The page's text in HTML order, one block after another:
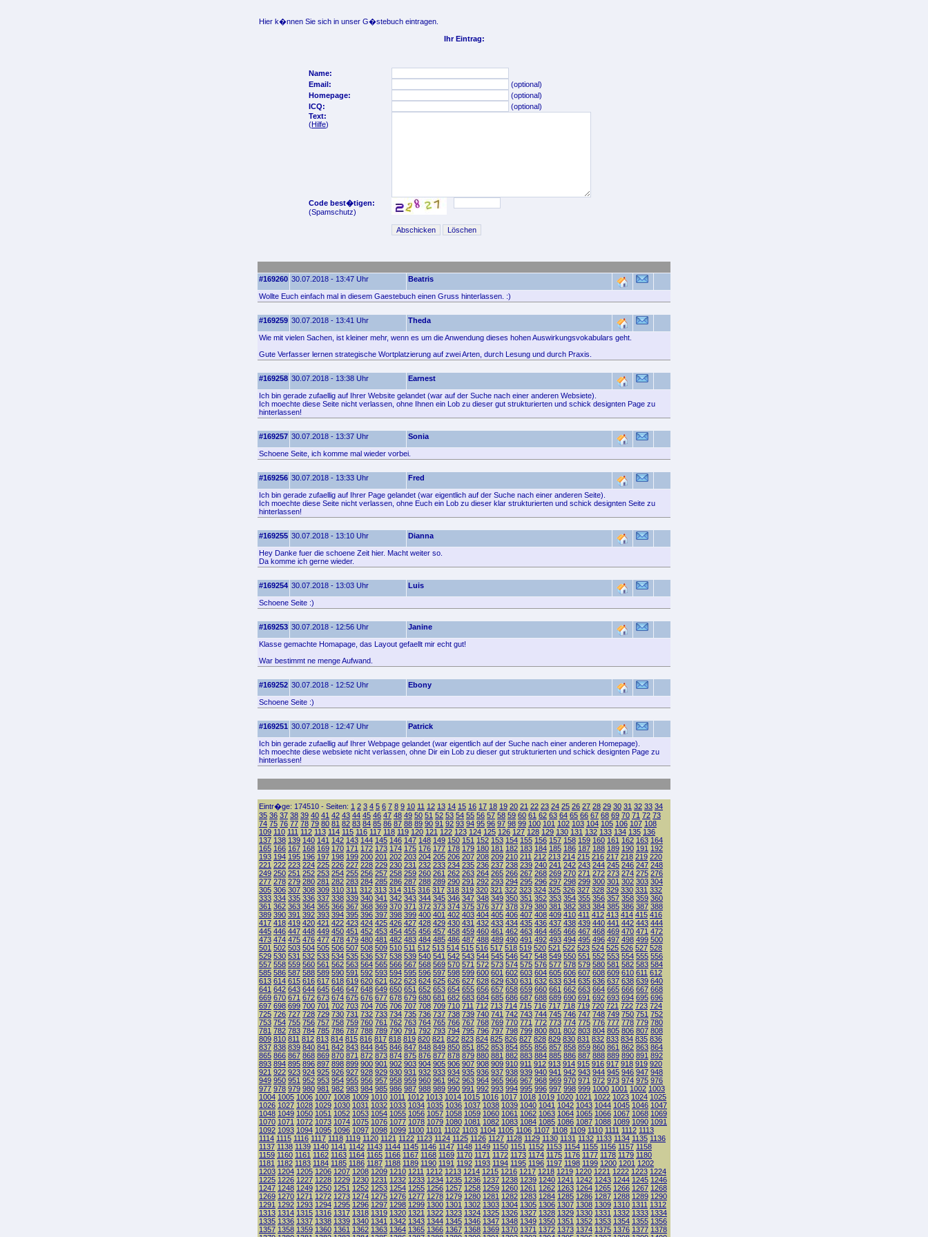
Hier k�nnen Sie sich in unser G�stebuch eintragen.
Ihr Eintrag:
Name:
Email:
(optional)
Homepage:
(optional)
ICQ:
(optional)
Text:
(Hilfe)
Code best�tigen:
(Spamschutz)
#169260 30.07.2018 - 13:47 Uhr Beatris
Wollte Euch einfach mal in diesem Gaestebuch einen Gruss hinterlassen. :)
#169259 30.07.2018 - 13:41 Uhr Theda
Wie mit vielen Sachen, ist kleiner mehr, wenn es um die Anwendung dieses hohen Auswirkungsvokabulars geht.
Gute Verfasser lernen strategische Wortplatzierung auf zwei Arten, durch Lesung und durch Praxis.
#169258 30.07.2018 - 13:38 Uhr Earnest
Ich bin gerade zufaellig auf Ihrer Website gelandet (war auf der Suche nach einer anderen Websiete).
Ich moechte diese Seite nicht verlassen, ohne Ihnen ein Lob zu dieser gut strukturierten und schick designten Page zu
hinterlassen!
#169257 30.07.2018 - 13:37 Uhr Sonia
Schoene Seite, ich komme mal wieder vorbei.
#169256 30.07.2018 - 13:33 Uhr Fred
Ich bin gerade zufaellig auf Ihrer Page gelandet (war eigentlich auf der Suche nach einer anderen Seite).
Ich moechte diese Seite nicht verlassen, ohne Euch ein Lob zu dieser klar strukturierten und schick designten Seite zu
hinterlassen!
#169255 30.07.2018 - 13:10 Uhr Dianna
Hey Danke fuer die schoene Zeit hier. Macht weiter so.
Da komme ich gerne wieder.
#169254 30.07.2018 - 13:03 Uhr Luis
Schoene Seite :)
#169253 30.07.2018 - 12:56 Uhr Janine
Klasse gemachte Homapage, das Layout gefaellt mir echt gut!
War bestimmt ne menge Aufwand.
#169252 30.07.2018 - 12:52 Uhr Ebony
Schoene Seite :)
#169251 30.07.2018 - 12:47 Uhr Patrick
Ich bin gerade zufaellig auf Ihrer Webpage gelandet (war eigentlich auf der Suche nach einer anderen Homepage).
Ich moechte diese websiete nicht verlassen, ohne Dir ein Lob zu dieser gut strukturierten und schick designten Page zu
hinterlassen!
Eintr�ge: 174510 - Seiten: 1 2 3 4 5 6 7 8 9 10 11 12 13 14 15 16 17 18 19 20 21 22 23 24 25 26 27 28 29 30 31 32 33 34
35 36 37 38 39 40 41 42 43 44 45 46 47 48 49 50 51 52 53 54 55 56 57 58 59 60 61 62 63 64 65 66 67 68 69 70 71 72 73
74 75 76 77 78 79 80 81 82 83 84 85 86 87 88 89 90 91 92 93 94 95 96 97 98 99 100 101 102 103 104 105 106 107 108
109 110 111 112 113 114 115 116 117 118 119 120 121 122 123 124 125 126 127 128 129 130 131 132 133 134 135 136
137 138 139 140 141 142 143 144 145 146 147 148 149 150 151 152 153 154 155 156 157 158 159 160 161 162 163 164
165 166 167 168 169 170 171 172 173 174 175 176 177 178 179 180 181 182 183 184 185 186 187 188 189 190 191 192
193 194 195 196 197 198 199 200 201 202 203 204 205 206 207 208 209 210 211 212 213 214 215 216 217 218 219 220
221 222 223 224 225 226 227 228 229 230 231 232 233 234 235 236 237 238 239 240 241 242 243 244 245 246 247 248
249 250 251 252 253 254 255 256 257 258 259 260 261 262 263 264 265 266 267 268 269 270 271 272 273 274 275 276
277 278 279 280 281 282 283 284 285 286 287 288 289 290 291 292 293 294 295 296 297 298 299 300 301 302 303 304
305 306 307 308 309 310 311 312 313 314 315 316 317 318 319 320 321 322 323 324 325 326 327 328 329 330 331 332
333 334 335 336 337 338 339 340 341 342 343 344 345 346 347 348 349 350 351 352 353 354 355 356 357 358 359 360
361 362 363 364 365 366 367 368 369 370 371 372 373 374 375 376 377 378 379 380 381 382 383 384 385 386 387 388
389 390 391 392 393 394 395 396 397 398 399 400 401 402 403 404 405 406 407 408 409 410 411 412 413 414 415 416
417 418 419 420 421 422 423 424 425 426 427 428 429 430 431 432 433 434 435 436 437 438 439 440 441 442 443 444
445 446 447 448 449 450 451 452 453 454 455 456 457 458 459 460 461 462 463 464 465 466 467 468 469 470 471 472
473 474 475 476 477 478 479 480 481 482 483 484 485 486 487 488 489 490 491 492 493 494 495 496 497 498 499 500
501 502 503 504 505 506 507 508 509 510 511 512 513 514 515 516 517 518 519 520 521 522 523 524 525 526 527 528
529 530 531 532 533 534 535 536 537 538 539 540 541 542 543 544 545 546 547 548 549 550 551 552 553 554 555 556
557 558 559 560 561 562 563 564 565 566 567 568 569 570 571 572 573 574 575 576 577 578 579 580 581 582 583 584
585 586 587 588 589 590 591 592 593 594 595 596 597 598 599 600 601 602 603 604 605 606 607 608 609 610 611 612
613 614 615 616 617 618 619 620 621 622 623 624 625 626 627 628 629 630 631 632 633 634 635 636 637 638 639 640
641 642 643 644 645 646 647 648 649 650 651 652 653 654 655 656 657 658 659 660 661 662 663 664 665 666 667 668
669 670 671 672 673 674 675 676 677 678 679 680 681 682 683 684 685 686 687 688 689 690 691 692 693 694 695 696
697 698 699 700 701 702 703 704 705 706 707 708 709 710 711 712 713 714 715 716 717 718 719 720 721 722 723 724
725 726 727 728 729 730 731 732 733 734 735 736 737 738 739 740 741 742 743 744 745 746 747 748 749 750 751 752
753 754 755 756 757 758 759 760 761 762 763 764 765 766 767 768 769 770 771 772 773 774 775 776 777 778 779 780
781 782 783 784 785 786 787 788 789 790 791 792 793 794 795 796 797 798 799 800 801 802 803 804 805 806 807 808
809 810 811 812 813 814 815 816 817 818 819 820 821 822 823 824 825 826 827 828 829 830 831 832 833 834 835 836
837 838 839 840 841 842 843 844 845 846 847 848 849 850 851 852 853 854 855 856 857 858 859 860 861 862 863 864
865 866 867 868 869 870 871 872 873 874 875 876 877 878 879 880 881 882 883 884 885 886 887 888 889 890 891 892
893 894 895 896 897 898 899 900 901 902 903 904 905 906 907 908 909 910 911 912 913 914 915 916 917 918 919 920
921 922 923 924 925 926 927 928 929 930 931 932 933 934 935 936 937 938 939 940 941 942 943 944 945 946 947 948
949 950 951 952 953 954 955 956 957 958 959 960 961 962 963 964 965 966 967 968 969 970 971 972 973 974 975 976
977 978 979 980 981 982 983 984 985 986 987 988 989 990 991 992 993 994 995 996 997 998 999 1000 1001 1002 1003
1004 1005 1006 1007 1008 1009 1010 1011 1012 1013 1014 1015 1016 1017 1018 1019 1020 1021 1022 1023 1024 1025
1026 1027 1028 1029 1030 1031 1032 1033 1034 1035 1036 1037 1038 1039 1040 1041 1042 1043 1044 1045 1046 1047
1048 1049 1050 1051 1052 1053 1054 1055 1056 1057 1058 1059 1060 1061 1062 1063 1064 1065 1066 1067 1068 1069
1070 1071 1072 1073 1074 1075 1076 1077 1078 1079 1080 1081 1082 1083 1084 1085 1086 1087 1088 1089 1090 1091
1092 1093 1094 1095 1096 1097 1098 1099 1100 1101 1102 1103 1104 1105 1106 1107 1108 1109 1110 1111 1112 1113
1114 1115 1116 1117 1118 1119 1120 1121 1122 1123 1124 1125 1126 1127 1128 1129 1130 1131 1132 1133 1134 1135 1136
1137 1138 1139 1140 1141 1142 1143 1144 1145 1146 1147 1148 1149 1150 1151 1152 1153 1154 1155 1156 1157 1158
1159 1160 1161 1162 1163 1164 1165 1166 1167 1168 1169 1170 1171 1172 1173 1174 1175 1176 1177 1178 1179 1180
1181 1182 1183 1184 1185 1186 1187 1188 1189 1190 1191 1192 1193 1194 1195 1196 1197 1198 1199 1200 1201 1202
1203 1204 1205 1206 1207 1208 1209 1210 1211 1212 1213 1214 1215 1216 1217 1218 1219 1220 1221 1222 1223 1224
1225 1226 1227 1228 1229 1230 1231 1232 1233 1234 1235 1236 1237 1238 1239 1240 1241 1242 1243 1244 1245 1246
1247 1248 1249 1250 1251 1252 1253 1254 1255 1256 1257 1258 1259 1260 1261 1262 1263 1264 1265 1266 1267 1268
1269 1270 1271 1272 1273 1274 1275 1276 1277 1278 1279 1280 1281 1282 1283 1284 1285 1286 1287 1288 1289 1290
1291 1292 1293 1294 1295 1296 1297 1298 1299 1300 1301 1302 1303 1304 1305 1306 1307 1308 1309 1310 1311 1312
1313 1314 1315 1316 1317 1318 1319 1320 1321 1322 1323 1324 1325 1326 1327 1328 1329 1330 1331 1332 1333 1334
1335 1336 1337 1338 1339 1340 1341 1342 1343 1344 1345 1346 1347 1348 1349 1350 1351 1352 1353 1354 1355 1356
1357 1358 1359 1360 1361 1362 1363 1364 1365 1366 1367 1368 1369 1370 1371 1372 1373 1374 1375 1376 1377 1378